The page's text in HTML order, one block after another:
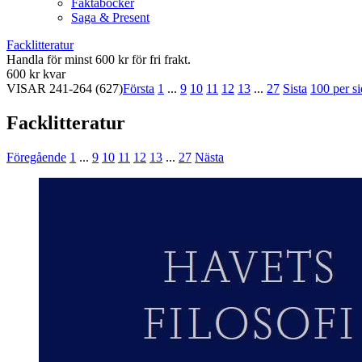
Faktaböcker
Saga & Present
Facklitteratur
Handla för minst 600 kr för fri frakt.
600 kr kvar
VISAR 241-264 (627)Första 1 ... 9 10 11 12 13 ... 27 Sista 100 per
Facklitteratur
Föregående 1 ... 9 10 11 12 13 ... 27 Nästa